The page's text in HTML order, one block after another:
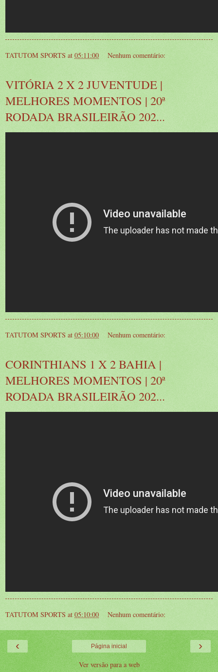
TATUTOM SPORTS at 05:11:00 Nenhum comentário:
VITÓRIA 2 X 2 JUVENTUDE |
MELHORES MOMENTOS | 20ª
RODADA BRASILEIRÃO 202...
TATUTOM SPORTS at 05:10:00 Nenhum comentário:
CORINTHIANS 1 X 2 BAHIA |
MELHORES MOMENTOS | 20ª
RODADA BRASILEIRÃO 202...
TATUTOM SPORTS at 05:10:00 Nenhum comentário:
‹ ›
Página inicial
Ver versão para a web